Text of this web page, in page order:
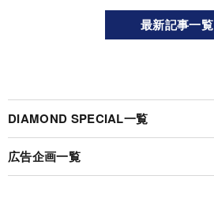
最新記事一覧
DIAMOND SPECIAL一覧
広告企画一覧